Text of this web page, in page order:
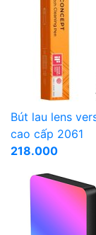
Bút lau lens
cao cấp 2061
218.000